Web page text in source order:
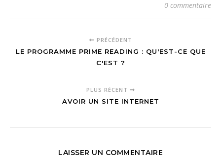
0 commentaire
PRÉCÉDENT
LE PROGRAMME PRIME READING : QU'EST-CE QUE
C'EST ?
PLUS RÉCENT
AVOIR UN SITE INTERNET
LAISSER UN COMMENTAIRE